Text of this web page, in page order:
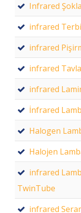
Infrared
infrared
infrared
infrared
infrared
İnfrared
Halogen
Halojen
infrared
TwinTube
infrared